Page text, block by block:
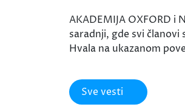
AKADEMIJA OXFORD i
saradnji, gde svi
Hvala na ukazanom
Sve vesti